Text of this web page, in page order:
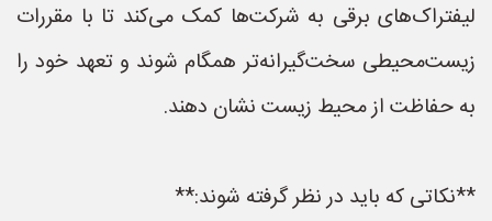
لیفتراک‌های برقی به شرکت‌ها کمک می‌کند تا با مقررات
زیست‌محیطی سخت‌گیرانه‌تر همگام شوند و تعهد خود را
به حفاظت از محیط زیست نشان دهند.
**نکاتی که باید در نظر گرفته شوند:**